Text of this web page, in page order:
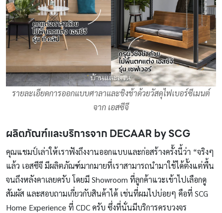
รายละเอียดการออกแบบศาลาและชิงช้าด้วยวัสดุไฟเบอร์ซีเมนต์
จาก เอสซีจี
ผลิตภัณฑ์และบริการจากDECAAR by SCG
คุณแชมป์เล่าให้เราฟังถึงงานออกแบบและก่อสร้างครั้งนี้ว่า “จริงๆ
แล้ว เอสซีจี มีผลิตภัณฑ์มากมายที่เราสามารถนำมาใช้ได้ตั้งแต่พื้น
จนถึงหลังคาเลยครับ โดยมี Showroom ที่ลูกค้าแวะเข้าไปเลือกดู
สัมผัส และสอบถามเกี่ยวกับสินค้าได้ เช่นที่ผมไปบ่อยๆ คือที่ SCG
Home Experience ที่ CDC ครับ ซึ่งที่นั่นมีบริการครบวงจร